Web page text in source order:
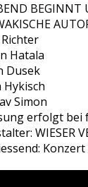
BEGINNT
Richter
Hatala
Dusek
Hykisch
Simon
erfolgt bei
WIESER
Konzert